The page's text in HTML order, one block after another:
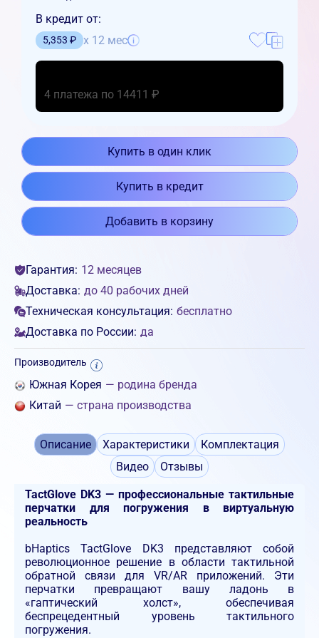
В кредит от:
5,353 ₽ x 12 мес
4 платежа по 14411 ₽
Купить в один клик
Купить в кредит
Добавить в корзину
Гарантия: 12 месяцев
Доставка: до 40 рабочих дней
Техническая консультация: бесплатно
Доставка по России: да
Производитель
Южная Корея — родина бренда
Китай — страна производства
Описание Характеристики
Комплектация
Видео
Отзывы
TactGlove DK3 — профессиональные тактильные
перчатки для погружения в виртуальную
реальность
bHaptics TactGlove DK3 представляют собой
революционное решение в области тактильной
обратной связи для VR/AR приложений. Эти
перчатки превращают вашу ладонь в
«гаптический холст», обеспечивая
беспрецедентный уровень тактильного
погружения.